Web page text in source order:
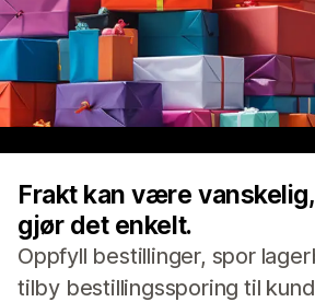
Frakt kan være
gjør det enkelt.
Oppfyll bestillinger, spor
tilby bestillingssporing til